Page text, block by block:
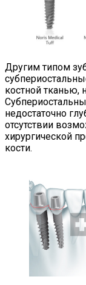
Другим типом
костной тканью,
недостаточно
отсутствии
хирургической
кости.